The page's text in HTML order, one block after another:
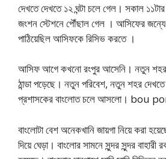
দেখতে দেখতে ১২ ঘন্টা চলে গেল। সকাল
জংশন স্টেশনে পৌঁছাল গেল । আসিফের জন্যে
পাঠিয়েছিল আসিফকে রিসিভ করতে ।
আসিফ আগে কখনো রংপুর আসেনি। নতুন শহর,
ঠান্ডা পড়েছে। নতুন পরিবেশ, নতুন শহর
প্রশাসকের বাংলোত চলে আসলো।
বাংলোটা বেশ অনেকখানি জায়গা নিয়ে করা
দিয়ে ঘেড়া। বাংলোর সামনে সুন্দর সুন্দর